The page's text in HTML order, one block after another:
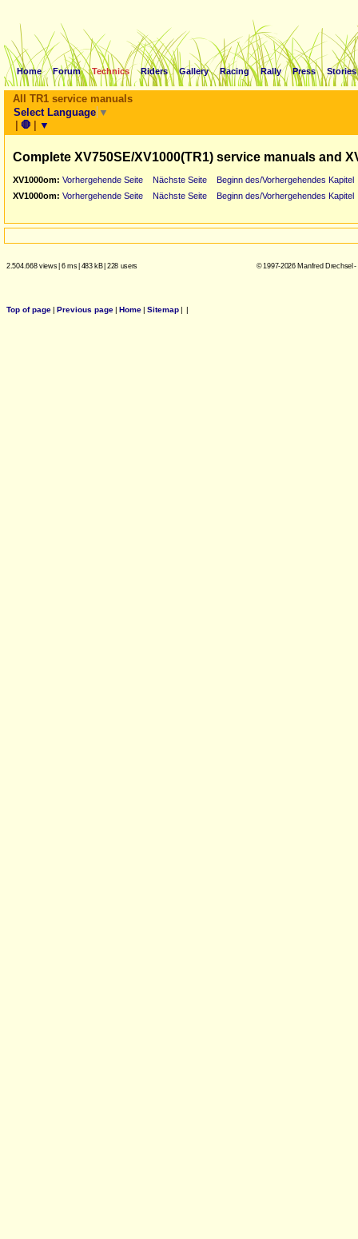
Home Forum Technics Riders Gallery Racing Rally Press Stories
All TR1 service manuals
Select Language ▼
| 🛑 | ▼
Complete XV750SE/XV1000(TR1) service manuals and
XV1000om: Vorhergehende Seite Nächste Seite
Beginn des/Vorhergehendes Kapitel
XV1000om: Vorhergehende Seite Nächste Seite Beginn des/Vorhergehendes Kapitel
2.504.668 views| 6 ms| 483 kB| 228 users © 1997-2026 Manfred Drechsel
Top of page| Previous page| Home| Sitemap| |